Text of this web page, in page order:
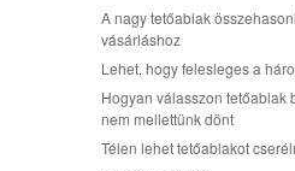
A nagy tetőablak
vásárláshoz
Lehet, hogy felesleges a
Hogyan válasszon tetőablak
nem mellettünk dönt
Télen lehet tetőablakot